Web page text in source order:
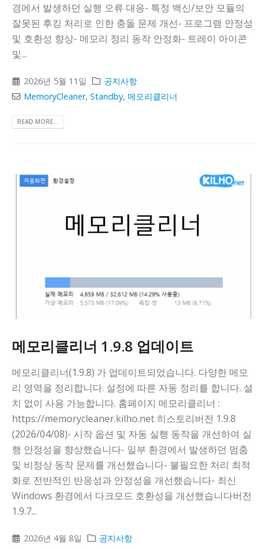
경에서 발생하던 실행 오류 대응- 특정 백신/보안 모듈의
잘못된 후킹 처리로 인한 충돌 문제 개선- 프로그램 안정성
및 호환성 향상- 메모리 정리 동작 안정화- 트레이 아이콘
및...
2026년 5월 11일
공지사항
MemoryCleaner,Standby,메모리클리너
READ MORE...
메모리클리너 1.9.8 업데이트
메모리클리너(1.9.8) 가 업데이트되었습니다. 다양한 메모
리 영역을 정리합니다. 설정에 따른 자동 정리를 합니다. 설
치 없이 사용 가능합니다. 홈페이지 메모리클리너 :
https://memorycleaner.kilho.net 히스토리버전 1.9.8
(2026/04/08)- 시작 옵션 및 자동 실행 동작을 개선하여 실
행 안정성을 향상했습니다- 일부 환경에서 발생하던 멈춤
및 비정상 동작 문제를 개선했습니다- 불필요한 처리 최적
화로 전반적인 반응성과 안정성을 개선했습니다- 최신
Windows 환경에서 다크모드 호환성을 개선했습니다버전
1.9.7...
2026년 4월 8일
공지사항